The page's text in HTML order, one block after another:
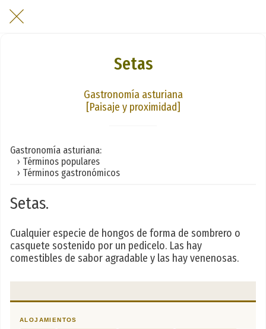
Setas
Gastronomía asturiana
[Paisaje y proximidad]
Gastronomía asturiana:
› Términos populares
› Términos gastronómicos
Setas.
Cualquier especie de hongos de forma de sombrero o
casquete sostenido por un pedicelo. Las hay
comestibles de sabor agradable y las hay venenosas.